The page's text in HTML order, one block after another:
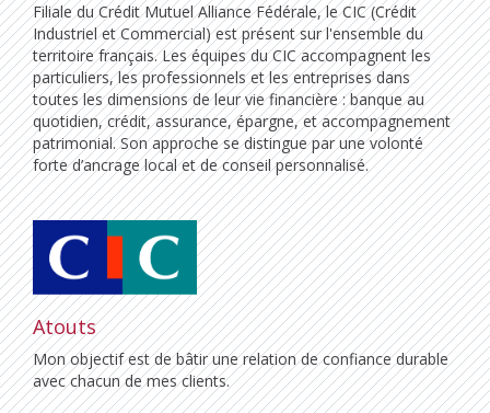
Filiale du Crédit Mutuel Alliance Fédérale, le CIC (Crédit
Industriel et Commercial) est présent sur l'ensemble du
territoire français. Les équipes du CIC accompagnent les
particuliers, les professionnels et les entreprises dans
toutes les dimensions de leur vie financière : banque au
quotidien, crédit, assurance, épargne, et accompagnement
patrimonial. Son approche se distingue par une volonté
forte d’ancrage local et de conseil personnalisé.
Atouts
Mon objectif est de bâtir une relation de confiance durable
avec chacun de mes clients.